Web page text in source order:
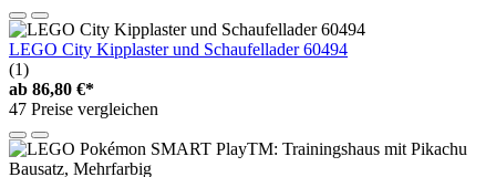
LEGO City Kipplaster und Schaufellader 60494
(1)
ab 86,80 €*
47 Preise vergleichen